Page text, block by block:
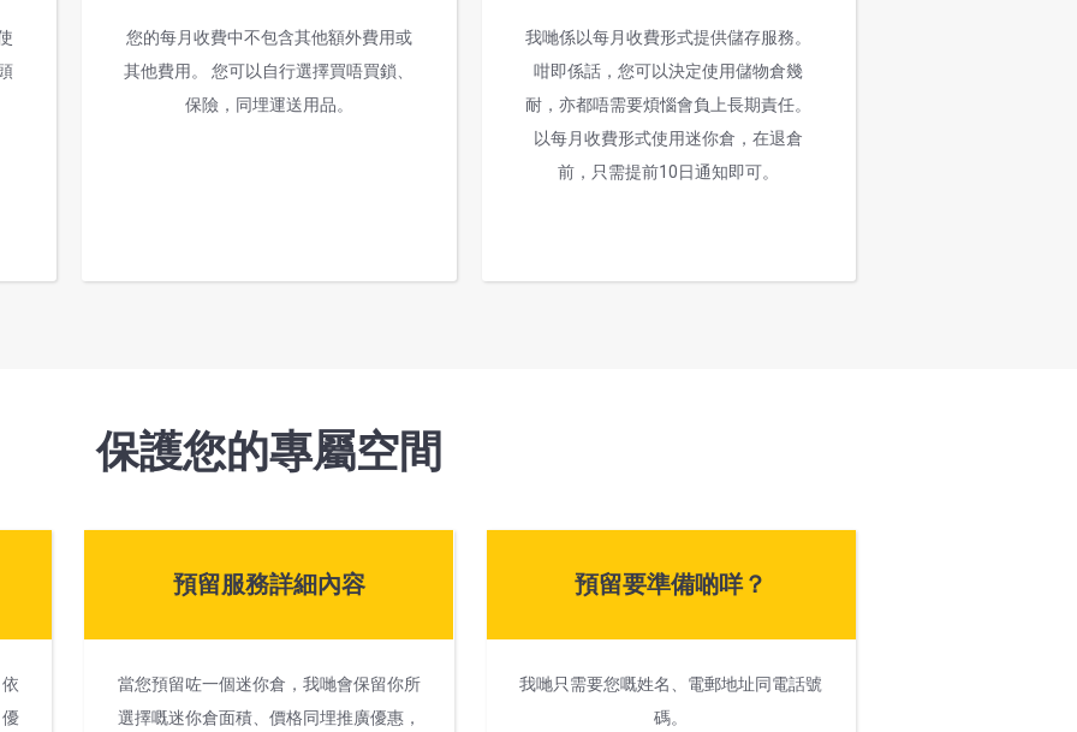
您的每月收費中不包含其他額外費用或
其他費用。 您可以自行選擇買唔買鎖、
保險，同埋運送用品。
我哋係以每月收費形式提供儲存服務。
咁即係話，您可以決定使用儲物倉幾
耐，亦都唔需要煩惱會負上長期責任。
以每月收費形式使用迷你倉，在退倉
前，只需提前10日通知即可。
保護您的專屬空間
預留服務詳細內容
當您預留咗一個迷你倉，我哋會保留你所
選擇嘅迷你倉面積、價格同埋推廣優惠，
預留要準備啲咩？
我哋只需要您嘅姓名、電郵地址同電話號
碼。